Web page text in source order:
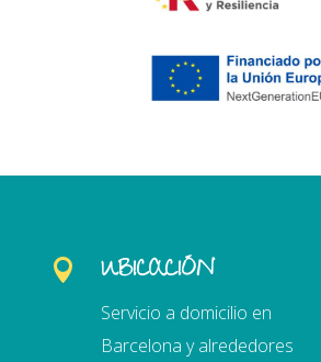
 UBICACIÓN
Servicio a domicilio en
Barcelona y alrededores